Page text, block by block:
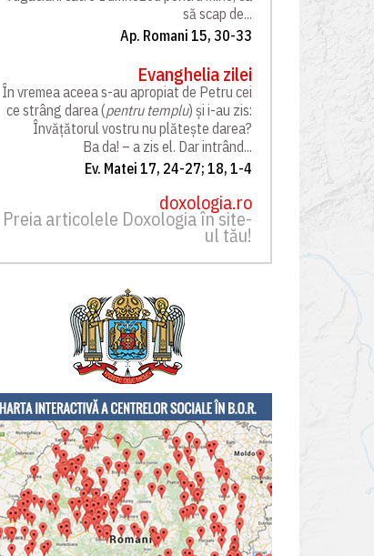
să scap de...
Ap. Romani 15, 30-33
Evanghelia zilei
În vremea aceea s-au apropiat de Petru cei
ce strâng darea (pentru templu) și i-au zis:
Învățătorul vostru nu plătește darea?
Ba da! – a zis el. Dar intrând...
Ev. Matei 17, 24-27; 18, 1-4
doxologia.ro
Preia articolele Doxologia în site-
ul tău!